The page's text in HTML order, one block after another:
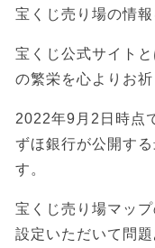
宝くじ売り場の情
宝くじ公式サイト
の繁栄を心よりお
2022年9月2日時点
ずほ銀行が公開す
す。
宝くじ売り場マッ
設定いただいて問